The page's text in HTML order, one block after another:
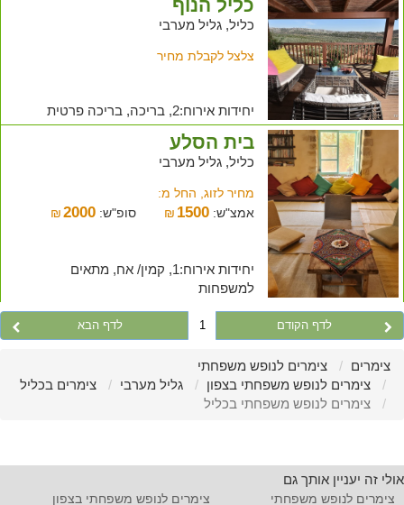
כליל הנוף
כליל, גליל מערבי
צלצל לקבלת מחיר
יחידות אירוח:2, בריכה, בריכה פרטית
בית הסלע
כליל, גליל מערבי
מחיר לזוג, החל מ:
אמצ"ש:
₪ 1500 סופ"ש: ₪ 2000
יחידות אירוח:1, קמין/ אח, מתאים
למשפחות
לדף הקודם 1 לדף הבא
צימרים
צימרים לנופש משפחתי
צימרים לנופש משפחתי בצפון
גליל מערבי
צימרים בכליל
צימרים לנופש משפחתי בכליל
אולי זה יעניין אותך גם
צימרים לנופש משפחתי צימרים לנופש משפחתי בצפון